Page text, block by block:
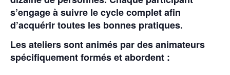
s’engage à suivre le cycle complet afin
d’acquérir toutes les bonnes pratiques.
Les ateliers sont animés par des animateurs
spécifiquement formés et abordent :